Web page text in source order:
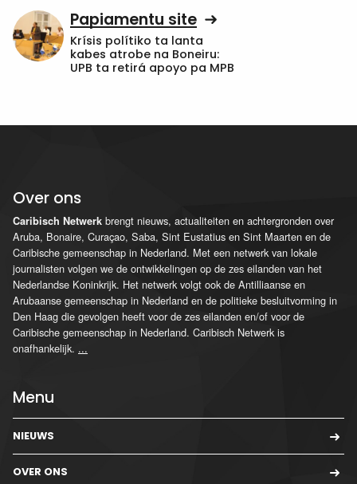
Papiamentu site
Krísis polítiko ta lanta
kabes atrobe na Boneiru:
UPB ta retirá apoyo pa MPB
Over ons
Caribisch Netwerk brengt nieuws, actualiteiten en achtergronden over
Aruba, Bonaire, Curaçao, Saba, Sint Eustatius en Sint Maarten en de
Caribische gemeenschap in Nederland. Met een netwerk van lokale
journalisten volgen we de ontwikkelingen op de zes eilanden van het
Nederlandse Koninkrijk. Het netwerk volgt ook de Antilliaanse en
Arubaanse gemeenschap in Nederland en de politieke besluitvorming in
Den Haag die gevolgen heeft voor de zes eilanden en/of voor de
Caribische gemeenschap in Nederland. Caribisch Netwerk is
onafhankelijk. ...
Menu
NIEUWS
OVER ONS